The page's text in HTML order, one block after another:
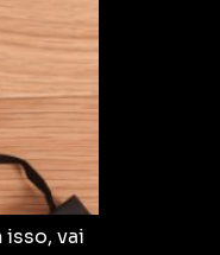
vai